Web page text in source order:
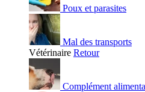
Poux et parasites
Mal des transports
Vétérinaire Retour
Complément